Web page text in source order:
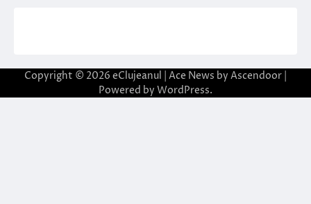
Copyright © 2026 eClujeanul | Ace News by Ascendoor
Powered by WordPress.